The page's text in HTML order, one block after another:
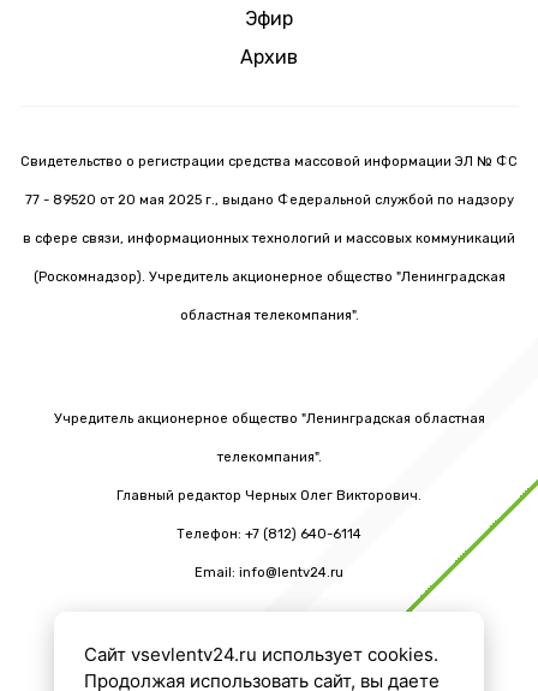
Эфир
Архив
Свидетельство о регистрации средства массовой информации ЭЛ № ФС
77 - 89520 от 20 мая 2025 г., выдано Федеральной службой по надзору
в сфере связи, информационных технологий и массовых коммуникаций
(Роскомнадзор). Учредитель акционерное общество "Ленинградская
областная телекомпания".
Учредитель акционерное общество "Ленинградская областная
телекомпания".
Главный редактор Черных Олег Викторович.
Телефон: +7 (812) 640-6114
Email: info@lentv24.ru
16+
Сайт vsevlentv24.ru использует cookies.
Продолжая использовать сайт, вы даете